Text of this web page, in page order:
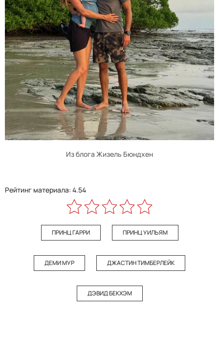
Из блога Жизель Бюндхен
Рейтинг материала: 4.54
ПРИНЦ ГАРРИ ПРИНЦ УИЛЬЯМ
ДЕМИ МУР ДЖАСТИН ТИМБЕРЛЕЙК
ДЭВИД БЕКХЭМ